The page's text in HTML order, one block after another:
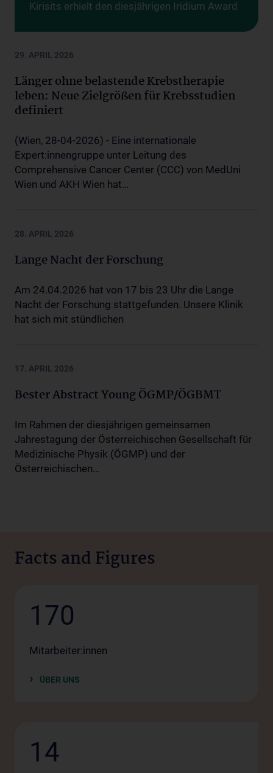
Kirisits erhielt den diesjährigen Iridium Award
29. APRIL 2026
Länger ohne belastende Krebstherapie
leben: Neue Zielgrößen für Krebsstudien
definiert
(Wien, 28-04-2026) - Eine internationale
Expert:innengruppe unter Leitung des
Comprehensive Cancer Center (CCC) von MedUni
Wien und AKH Wien hat…
28. APRIL 2026
Lange Nacht der Forschung
Am 24.04.2026 hat von 17 bis 23 Uhr die Lange
Nacht der Forschung stattgefunden. Unsere Klinik
hat sich mit stündlichen
17. APRIL 2026
Bester Abstract Young ÖGMP/ÖGBMT
Im Rahmen der diesjährigen gemeinsamen
Jahrestagung der Österreichischen Gesellschaft für
Medizinische Physik (ÖGMP) und der
Österreichischen…
Facts and Figures
170
Mitarbeiter:innen
ÜBER UNS
14